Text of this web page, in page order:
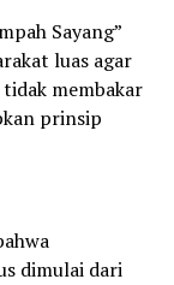
Sayang”
luas agar
membakar
prinsip
dimulai dari